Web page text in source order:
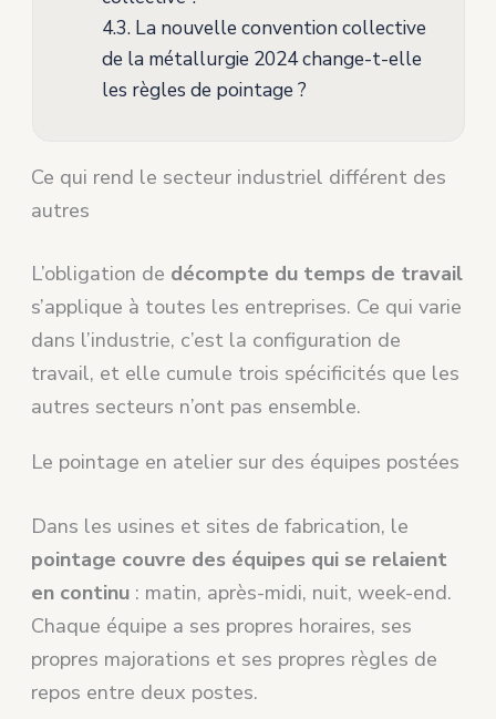
4.3.La nouvelle convention collective
de la métallurgie 2024 change-t-elle
les règles de pointage ?
Ce qui rend le secteur industriel différent des
autres
L’obligation de décompte du temps de travail
s’applique à toutes les entreprises. Ce qui varie
dans l’industrie, c’est la configuration de
travail, et elle cumule trois spécificités que les
autres secteurs n’ont pas ensemble.
Le pointage en atelier sur des équipes postées
Dans les usines et sites de fabrication, le
pointage couvre des équipes qui se relaient
en continu : matin, après-midi, nuit, week-end.
Chaque équipe a ses propres horaires, ses
propres majorations et ses propres règles de
repos entre deux postes.